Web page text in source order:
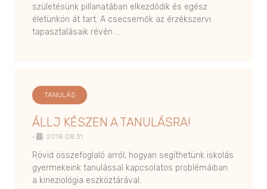
születésünk pillanatában elkezdődik és egész
életünkön át tart. A csecsemők az érzékszervi
tapasztalásaik révén …
TANULÁS
ÁLLJ KÉSZEN A TANULÁSRA!
• 2018.08.31.
Rövid összefoglaló arról, hogyan segíthetünk iskolás
gyermekeink tanulással kapcsolatos problémáiban
a kineziológia eszköztárával.